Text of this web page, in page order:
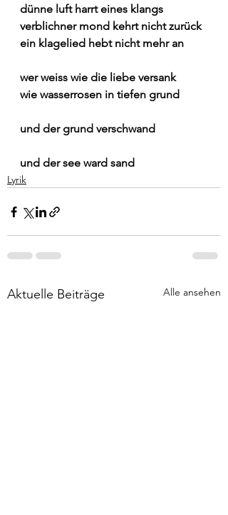
dünne luft harrt eines klangs
verblichner mond kehrt nicht zurück
ein klagelied hebt nicht mehr an
wer weiss wie die liebe versank
wie wasserrosen in tiefen grund
und der grund verschwand
und der see ward sand
Lyrik
Aktuelle Beiträge Alle ansehen